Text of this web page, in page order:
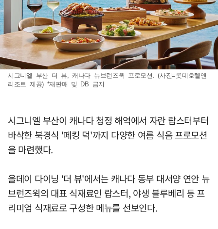
시그니엘 부산 더 뷰, 캐나다 뉴브런즈윅 프로모션. (사진=롯데호텔앤
리조트 제공) *재판매 및 DB 금지
시그니엘 부산이 캐나다 청정 해역에서 자란 랍스터부터
바삭한 북경식 '페킹 덕'까지 다양한 여름 식음 프로모션
을 마련했다.
올데이 다이닝 '더 뷰'에서는 캐나다 동부 대서양 연안 뉴
브런즈윅의 대표 식재료인 랍스터, 야생 블루베리 등 프
리미엄 식재료로 구성한 메뉴를 선보인다.